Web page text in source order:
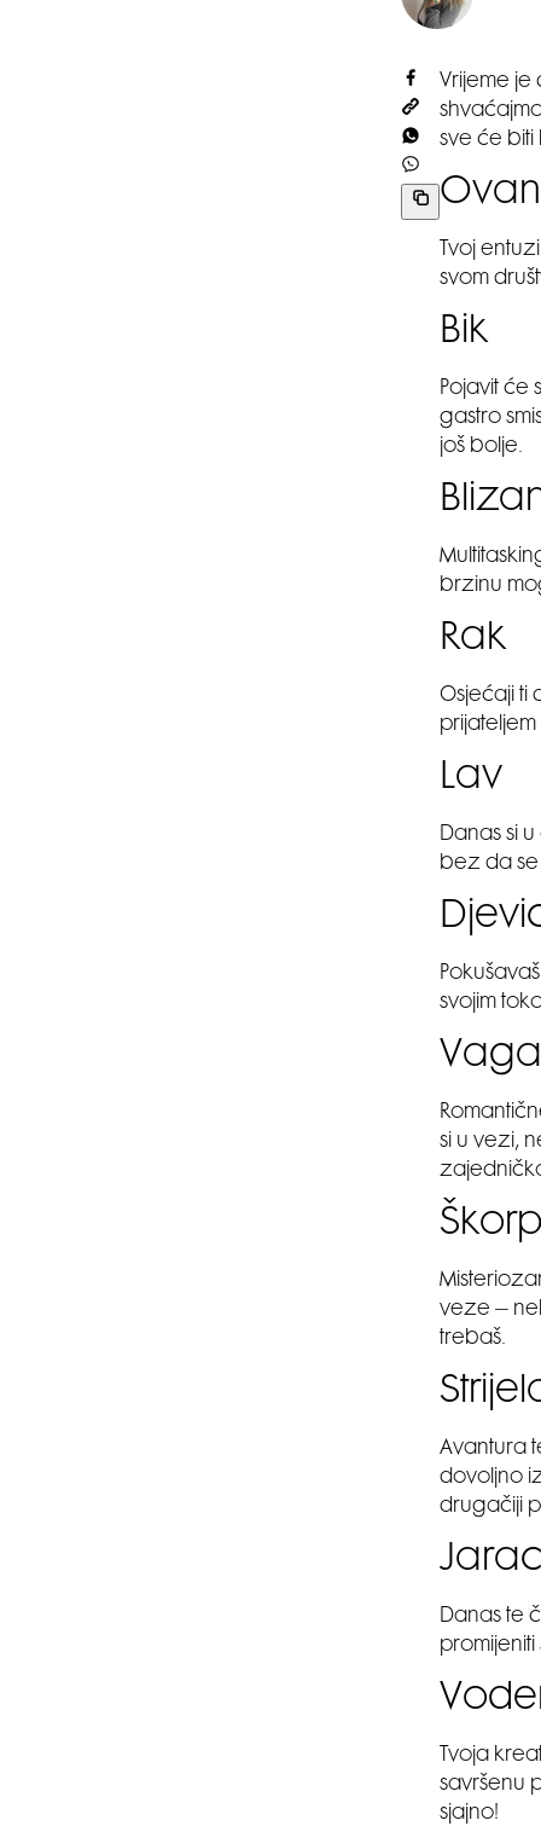
Vrijeme
sve će biti
Ovan
Tvoj
svom
Bik
Pojavit će
gastro
još bolje.
brzinu
Rak
Osjećaji ti
Lav
Danas si
bez da se
svojim
si u vezi,
veze –
trebaš.
Avantura
dovoljno
drugačiji
Danas te
Tvoja
savršenu
sjajno!